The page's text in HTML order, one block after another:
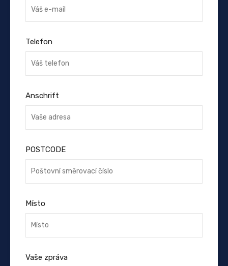
Telefon
Anschrift
POSTCODE
Místo
Vaše zpráva